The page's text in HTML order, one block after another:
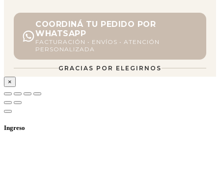
COORDINÁ TU PEDIDO POR
WHATSAPP
FACTURACIÓN • ENVÍOS • ATENCIÓN
PERSONALIZADA
GRACIAS POR ELEGIRNOS
×
Ingreso